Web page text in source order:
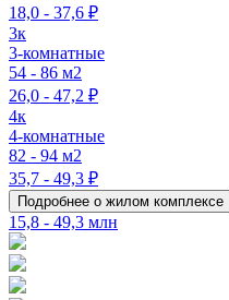
18,0 - 37,6 ₽
3к
3-комнатные
54 - 86 м2
26,0 - 47,2 ₽
4к
4-комнатные
82 - 94 м2
35,7 - 49,3 ₽
Подробнее о жилом комплексе
15,8 - 49,3 млн